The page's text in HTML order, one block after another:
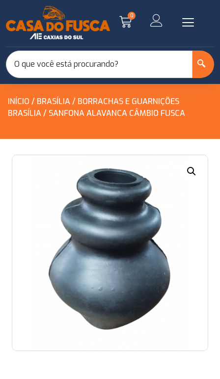
0
INÍCIO / BRASÍLIA/ BORRACHAS E GUARNIÇÕES
BRASÍLIA/ SANFONA ALAVANCA CÂMBIO FUSCA